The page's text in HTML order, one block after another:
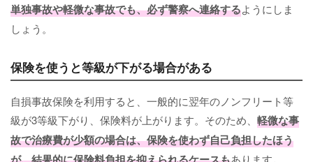
単独事故や軽微な事故でも、必ず警察へ連絡するようにしま
しょう。
保険を使うと等級が下がる場合がある
自損事故保険を利用すると、一般的に翌年のノンフリート等
級が3等級下がり、保険料が上がります。そのため、 軽微な事
故で治療費が少額の場合は、保険を使わず自己負担したほう
が、結果的に保険料負担を抑えられるケースもあります。